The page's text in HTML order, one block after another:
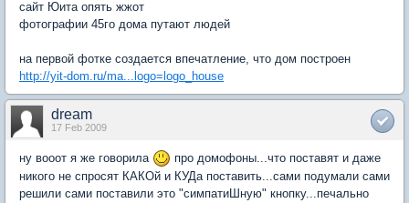
сайт Юита опять жжот
фотографии 45го дома путают людей
на первой фотке создается впечатление, что дом построен
http://yit-dom.ru/ma...logo=logo_house
dream
17 Feb 2009
ну вооот я же говорила
про домофоны...что поставят и даже
никого не спросят КАКОй и КУДа поставить...сами подумали сами
решили сами поставили это "симпатиШную" кнопку...печально